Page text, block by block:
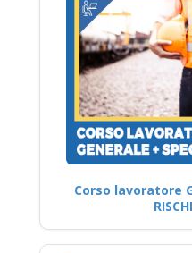
Corso lavoratore